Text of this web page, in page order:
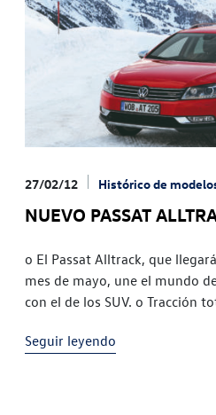
27/02/12 Histórico de
NUEVO PASSAT
o El Passat Alltrack, que
mes de mayo, une el mundo
con el de los SUV. o Tracción
Seguir leyendo